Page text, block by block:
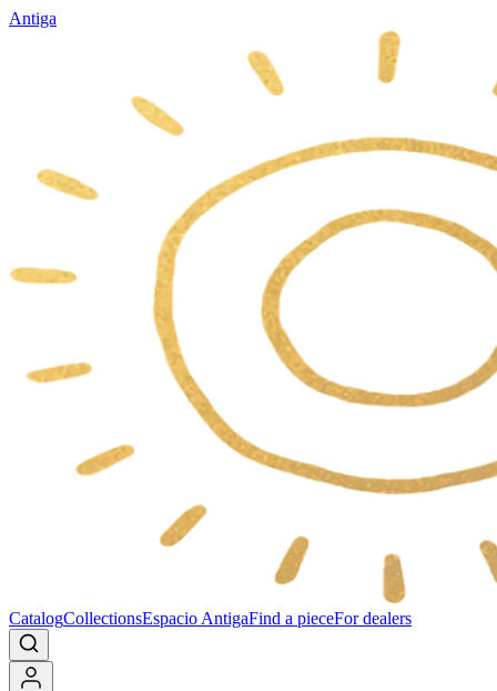
Antiga
CatalogCollectionsEspacio AntigaFind a pieceFor dealers